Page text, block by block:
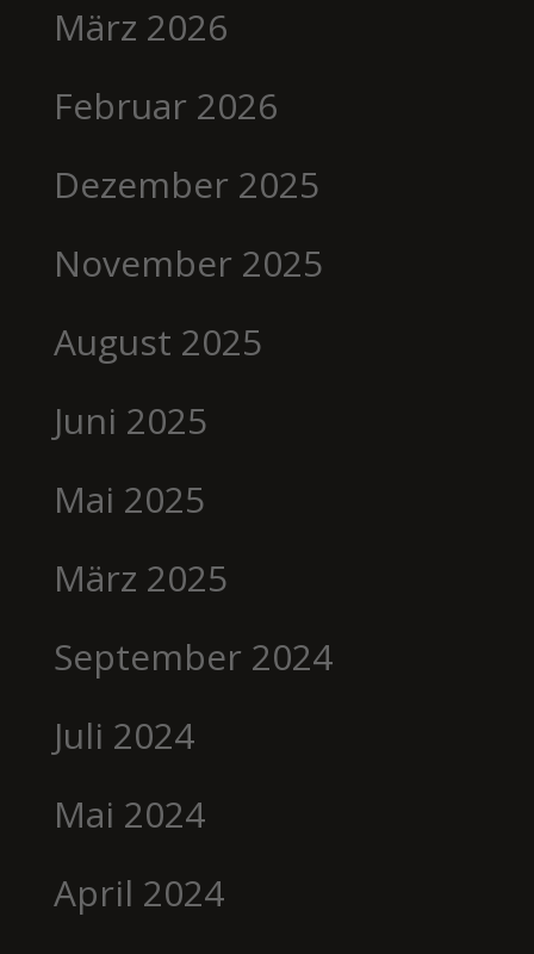
März 2026
Februar 2026
Dezember 2025
November 2025
August 2025
Juni 2025
Mai 2025
März 2025
September 2024
Juli 2024
Mai 2024
April 2024